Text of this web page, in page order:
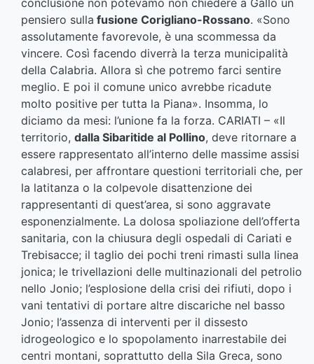
conclusione non potevamo non chiedere a Gallo un
pensiero sulla fusione Corigliano-Rossano. «Sono
assolutamente favorevole, è una scommessa da
vincere. Così facendo diverrà la terza municipalità
della Calabria. Allora sì che potremo farci sentire
meglio. E poi il comune unico avrebbe ricadute
molto positive per tutta la Piana». Insomma, lo
diciamo da mesi: l’unione fa la forza. CARIATI – «Il
territorio, dalla Sibaritide al Pollino, deve ritornare a
essere rappresentato all’interno delle massime assisi
calabresi, per affrontare questioni territoriali che, per
la latitanza o la colpevole disattenzione dei
rappresentanti di quest’area, si sono aggravate
esponenzialmente. La dolosa spoliazione dell’offerta
sanitaria, con la chiusura degli ospedali di Cariati e
Trebisacce; il taglio dei pochi treni rimasti sulla linea
jonica; le trivellazioni delle multinazionali del petrolio
nello Jonio; l’esplosione della crisi dei rifiuti, dopo i
vani tentativi di portare altre discariche nel basso
Jonio; l’assenza di interventi per il dissesto
idrogeologico e lo spopolamento inarrestabile dei
centri montani, soprattutto della Sila Greca, sono